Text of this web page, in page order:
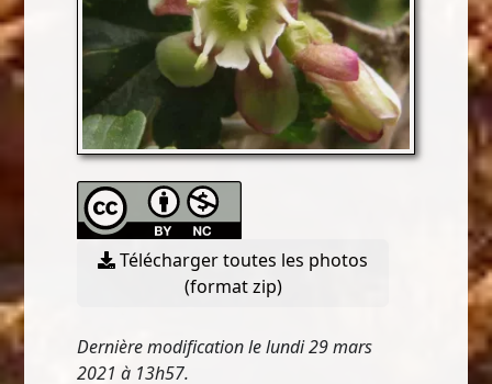
Télécharger toutes les photos
(format zip)
Dernière modification le lundi 29 mars
2021 à 13h57.